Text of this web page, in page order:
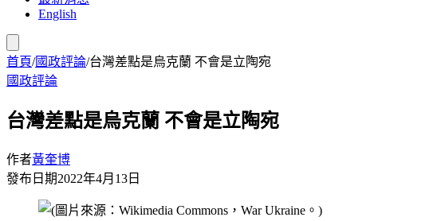
English
首頁/國政評論/台灣差點是烏克蘭 不會是立陶宛
國政評論
台灣差點是烏克蘭 不會是立陶宛
作者黃奎博
發布日期2022年4月13日